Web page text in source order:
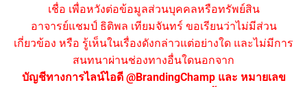
เชื่อ เพื่อหวังต่อข้อมูลส่วนบุคคลหรือทรัพย์สิน
อาจารย์แชมป์ ธิติพล เทียมจันทร์ ขอเรียนว่าไม่มีส่วน
เกี่ยวข้อง หรือ รู้เห็นในเรื่องดังกล่าวแต่อย่างใด และไม่มีการ
สนทนาผ่านช่องทางอื่นใดนอกจาก
บัญชีทางการไลน์ไอดี @BrandingChamp และ หมายเลข